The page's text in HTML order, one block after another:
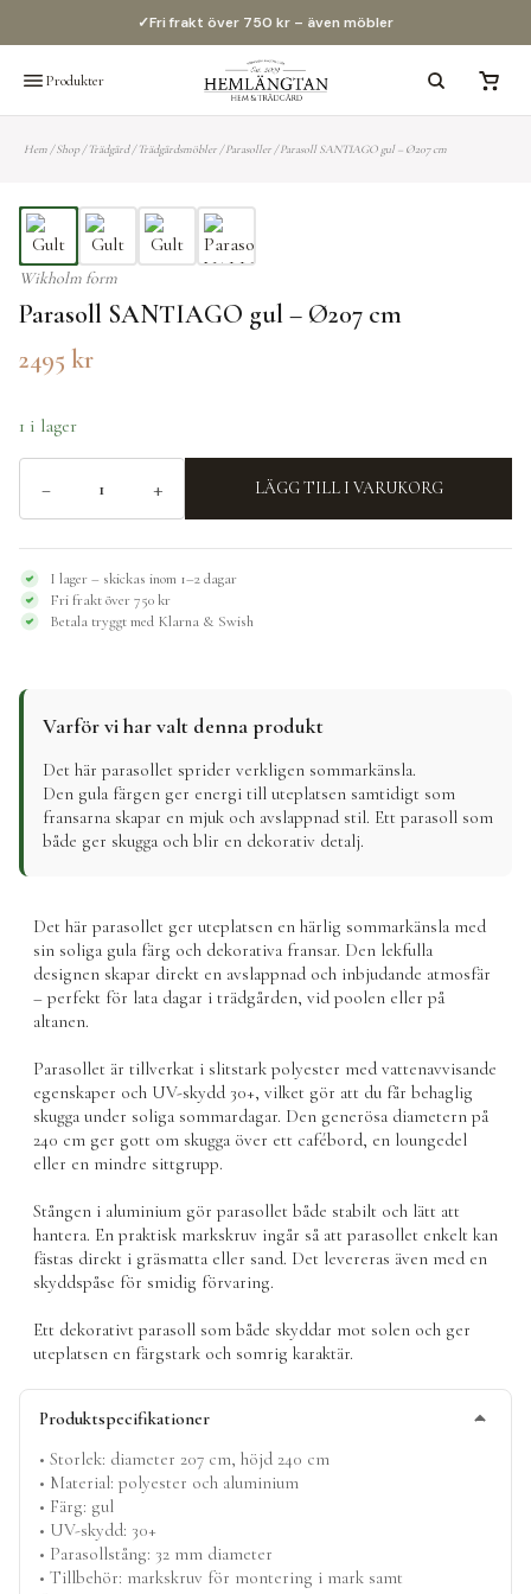
✓Fri frakt över 750 kr – även möbler
Produkter
Hem /Shop/Trädgård/Trädgårdsmöbler /Parasoller /Parasoll SANTIAGO gul – Ø207 cm
Wikholm form
Parasoll SANTIAGO gul – Ø207 cm
2495 kr
1 i lager
Parasoll
SANTIAGO
gul
–
Ø207
cm
− + LÄGG TILL I VARUKORG
I lager – skickas inom 1–2 dagar
Fri frakt över 750 kr
Betala tryggt med Klarna & Swish
Varför vi har valt denna produkt
Det här parasollet sprider verkligen sommarkänsla.
Den gula färgen ger energi till uteplatsen samtidigt som
fransarna skapar en mjuk och avslappnad stil. Ett parasoll som
både ger skugga och blir en dekorativ detalj.
Det här parasollet ger uteplatsen en härlig sommarkänsla med
sin soliga gula färg och dekorativa fransar. Den lekfulla
designen skapar direkt en avslappnad och inbjudande atmosfär
– perfekt för lata dagar i trädgården, vid poolen eller på
altanen.
Parasollet är tillverkat i slitstark polyester med vattenavvisande
egenskaper och UV-skydd 30+, vilket gör att du får behaglig
skugga under soliga sommardagar. Den generösa diametern på
240 cm ger gott om skugga över ett cafébord, en loungedel
eller en mindre sittgrupp.
Stången i aluminium gör parasollet både stabilt och lätt att
hantera. En praktisk markskruv ingår så att parasollet enkelt kan
fästas direkt i gräsmatta eller sand. Det levereras även med en
skyddspåse för smidig förvaring.
Ett dekorativt parasoll som både skyddar mot solen och ger
uteplatsen en färgstark och somrig karaktär.
Produktspecifikationer
• Storlek: diameter 207 cm, höjd 240 cm
• Material: polyester och aluminium
• Färg: gul
• UV-skydd: 30+
• Parasollstång: 32 mm diameter
• Tillbehör: markskruv för montering i mark samt